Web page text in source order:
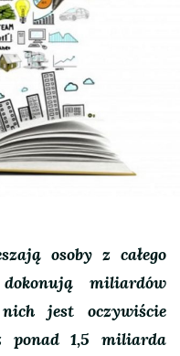
osoby z całego
miliardów
jest oczywiście
ponad 1,5 miliarda